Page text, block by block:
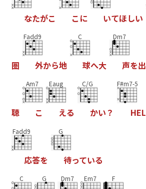
なたがこ こ に いてほしい
圏
Fadd9
外から地
C
球へ大
Dm7
声を出
聴
Am7
こ
Eaug
える
C/G
かい ？
F#m7-5
HEL
Fadd9
応答を
G
待っている
C G Dm7 Em7 F